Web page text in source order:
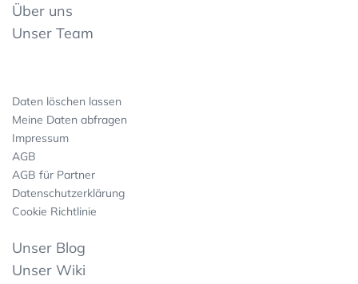
Über uns
Unser Team
Daten löschen lassen
Meine Daten abfragen
Impressum
AGB
AGB für Partner
Datenschutzerklärung
Cookie Richtlinie
Unser Blog
Unser Wiki